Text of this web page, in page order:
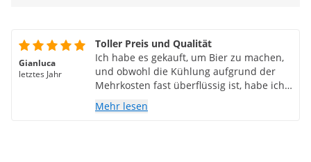
Gianluca
letztes Jahr
Toller Preis und Qualität
Ich habe es gekauft, um Bier zu machen,
und obwohl die Kühlung aufgrund der
Mehrkosten fast überflüssig ist, habe ich
es trotzdem gekauft. Hervorragende
Material- und Verarbeitungsqualität
Mehr lesen